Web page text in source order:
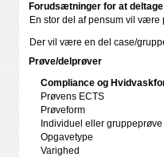
Forudsætninger for at
En stor del af pensum vil
Der vil være en del case/
Prøve/delprøver
Compliance og
Prøvens ECTS
Prøveform
Individuel eller gruppeprøve
Opgavetype
Varighed